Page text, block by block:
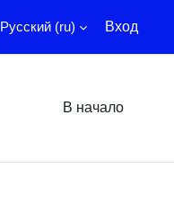
Русский ‎(ru)‎ Вход
В начало